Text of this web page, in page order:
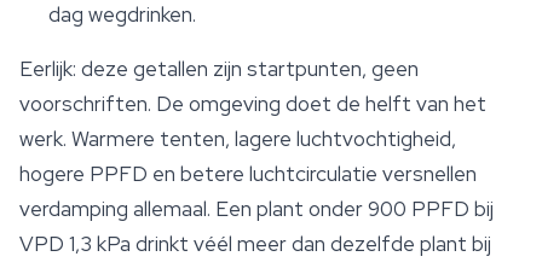
dag wegdrinken.
Eerlijk: deze getallen zijn startpunten, geen
voorschriften. De omgeving doet de helft van het
werk. Warmere tenten, lagere luchtvochtigheid,
hogere PPFD en betere luchtcirculatie versnellen
verdamping allemaal. Een plant onder 900 PPFD bij
VPD 1,3 kPa drinkt véél meer dan dezelfde plant bij